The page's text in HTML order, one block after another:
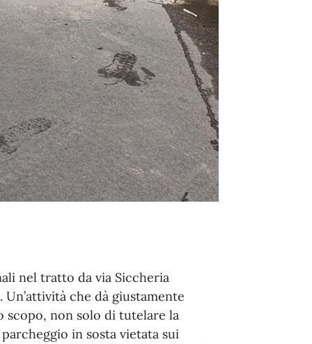
nel tratto da via Siccheria
che dà giustamente
scopo, non solo di tutelare la
in sosta vietata sui